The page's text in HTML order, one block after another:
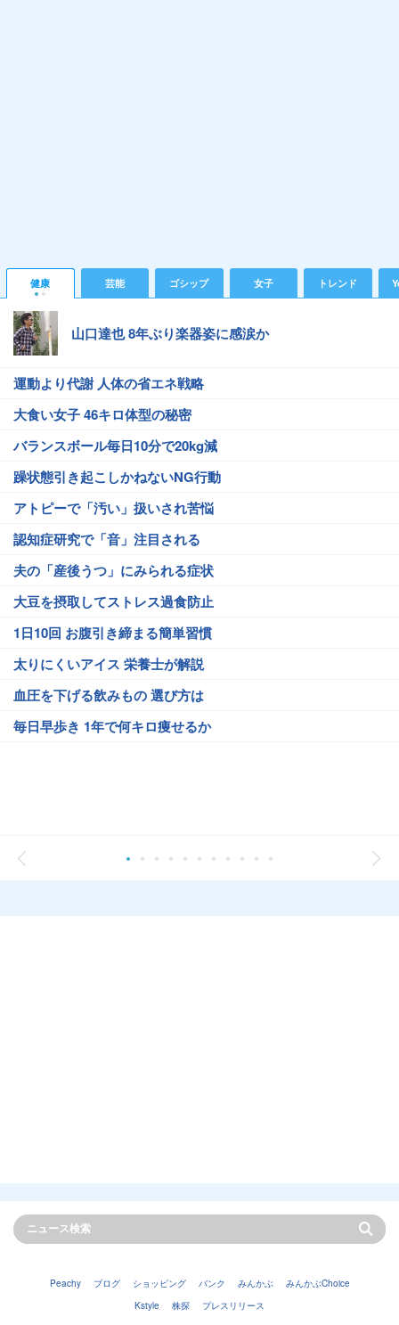
健康 芸能 ゴシップ 女子 トレンド
山口達也 8年ぶり楽器姿に感涙か
運動より代謝 人体の省エネ戦略
大食い女子 46キロ体型の秘密
バランスボール毎日10分で20kg減
躁状態引き起こしかねないNG行動
アトピーで「汚い」扱いされ苦悩
認知症研究で「音」注目される
夫の「産後うつ」にみられる症状
大豆を摂取してストレス過食防止
1日10回 お腹引き締まる簡単習慣
太りにくいアイス 栄養士が解説
血圧を下げる飲みもの 選び方は
毎日早歩き 1年で何キロ痩せるか
Peachy ブログ ショッピング バンク みんかぶ
みんかぶChoice
Kstyle
株探 プレスリリース